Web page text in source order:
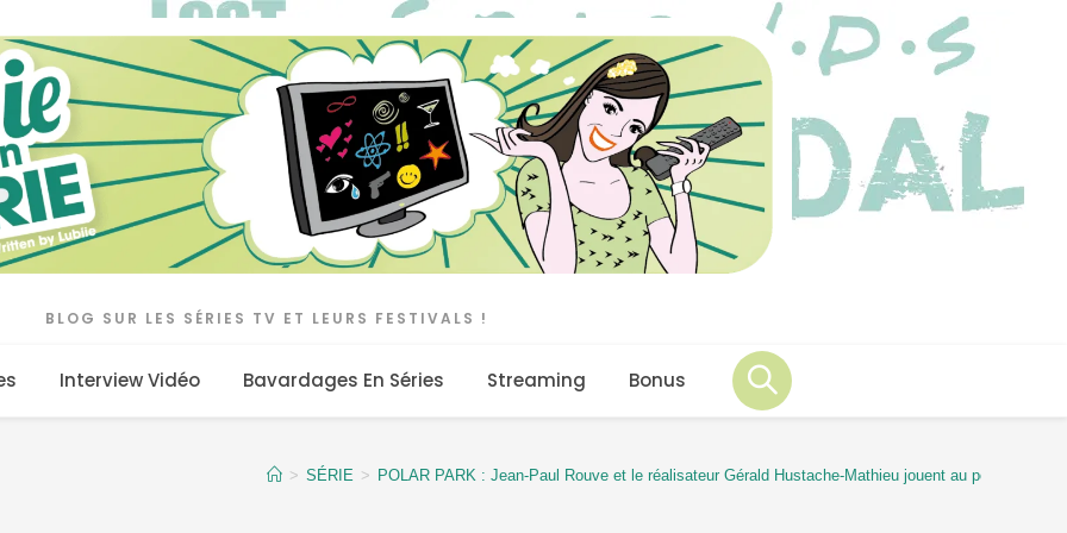
BLOG SUR LES SÉRIES TV ET LEURS FESTIVALS !
Interview Vidéo Bavardages En Séries Streaming Bonus
> SÉRIE > POLAR PARK : Jean-Paul Rouve et le réalisateur Gérald Hustache-Mathieu jouent au polar !